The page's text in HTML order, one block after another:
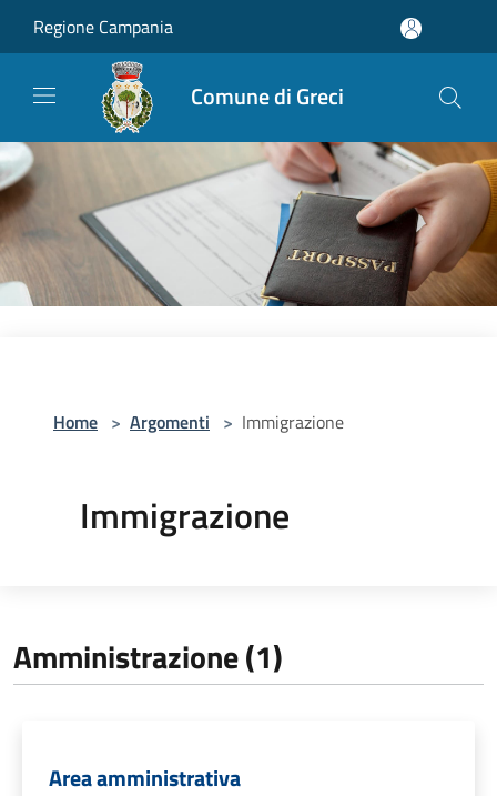
Regione Campania
Comune di Greci
Home > Argomenti > Immigrazione
Immigrazione
Amministrazione (1)
Area amministrativa